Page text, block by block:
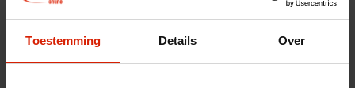
Toestemming Details Over